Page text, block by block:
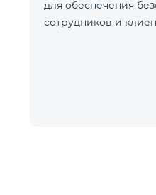
для обеспечения
сотрудников и